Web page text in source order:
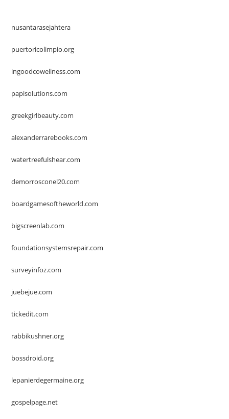
nusantarasejahtera
puertoricolimpio.org
ingoodcowellness.com
papisolutions.com
greekgirlbeauty.com
alexanderrarebooks.com
watertreefulshear.com
demorrosconel20.com
boardgamesoftheworld.com
bigscreenlab.com
foundationsystemsrepair.com
surveyinfoz.com
juebejue.com
tickedit.com
rabbikushner.org
bossdroid.org
lepanierdegermaine.org
gospelpage.net